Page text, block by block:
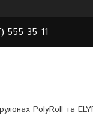
555-35-11
PolyRoll та